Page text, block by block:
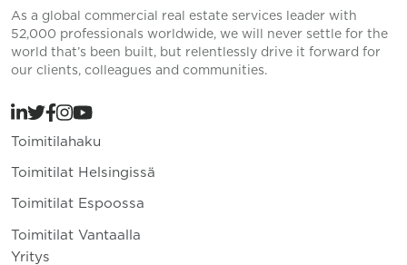
As a global commercial real estate services leader with
52,000 professionals worldwide, we will never settle for the
world that’s been built, but relentlessly drive it forward for
our clients, colleagues and communities.
Toimitilahaku
Toimitilat Helsingissä
Toimitilat Espoossa
Toimitilat Vantaalla
Yritys